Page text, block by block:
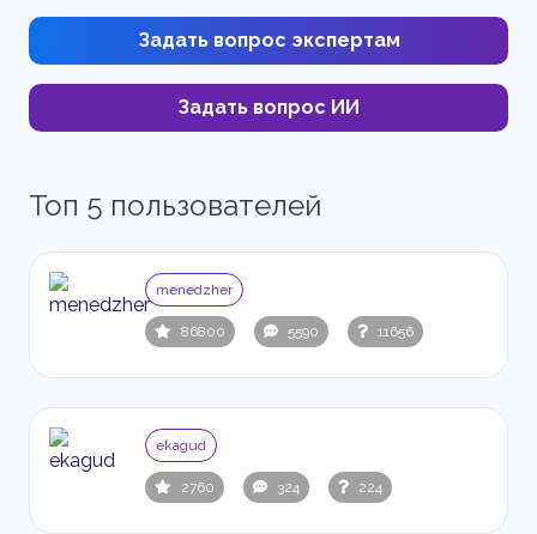
Задать вопрос экспертам
Задать вопрос ИИ
Топ 5 пользователей
menedzher
86800 5590 11656
ekagud
2760 324 224